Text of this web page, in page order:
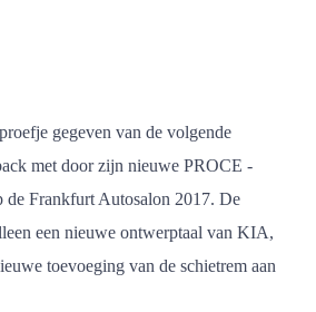
gegeven van de volgende
met door zijn nieuwe PROCE -
de Frankfurt Autosalon 2017. De
een nieuwe ontwerptaal van KIA,
toevoeging van de schietrem aan